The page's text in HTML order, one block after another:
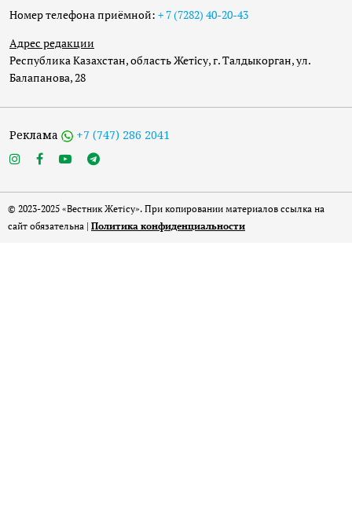
Номер телефона приёмной: + 7 (7282) 40-20-43
Адрес редакции
Республика Казахстан, область Жетісу, г. Талдыкорган, ул.
Балапанова, 28
Реклама +7 (747) 286 2041
© 2023-2025 «Вестник Жетісу». При копировании материалов ссылка на
сайт обязательна | Политика конфиденциальности